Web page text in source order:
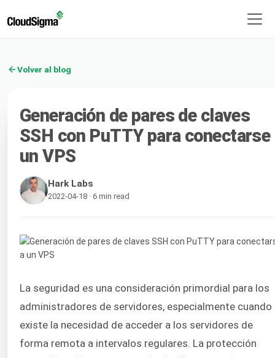
Volver al blog
Generación de pares de claves
SSH con PuTTY para conectarse
un VPS
Hark Labs
2022-04-18 · 6 min read
La seguridad es una consideración primordial para los
administradores de servidores, especialmente cuando
existe la necesidad de acceder a los servidores de
forma remota a intervalos regulares. La protección